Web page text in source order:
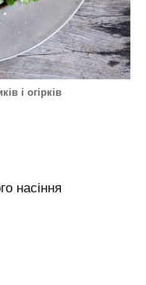
і огірків
насіння